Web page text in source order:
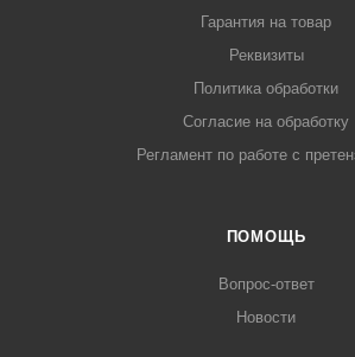
Гарантия на товар
Реквизиты
Политика обработки
Согласие на обработку
Регламент по работе с
ПОМОЩЬ
Вопрос-ответ
Новости